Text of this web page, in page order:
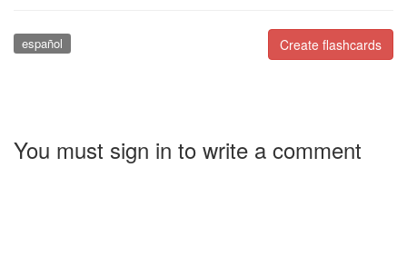
Create flashcards
español
You must sign in to write a comment